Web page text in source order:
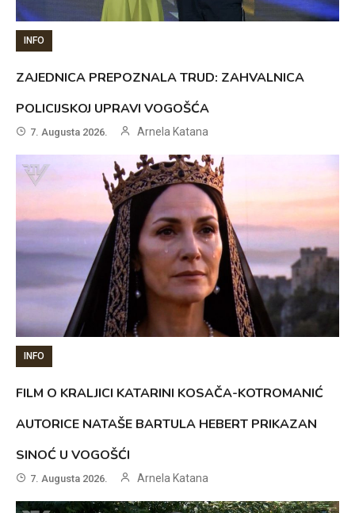
INFO
ZAJEDNICA PREPOZNALA TRUD: ZAHVALNICA
POLICIJSKOJ UPRAVI VOGOŠĆA
7. Augusta 2026. Arnela Katana
INFO
FILM O KRALJICI KATARINI KOSAČA-KOTROMANIĆ
AUTORICE NATAŠE BARTULA HEBERT PRIKAZAN
SINOĆ U VOGOŠĆI
7. Augusta 2026. Arnela Katana